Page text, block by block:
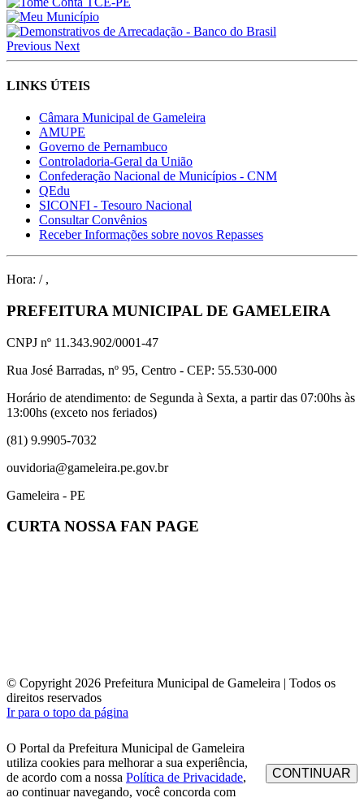
Previous Next
LINKS ÚTEIS
Câmara Municipal de Gameleira
AMUPE
Governo de Pernambuco
Controladoria-Geral da União
Confederação Nacional de Municípios - CNM
QEdu
SICONFI - Tesouro Nacional
Consultar Convênios
Receber Informações sobre novos Repasses
Hora: / ,
PREFEITURA MUNICIPAL DE GAMELEIRA
CNPJ nº 11.343.902/0001-47
Rua José Barradas, nº 95, Centro - CEP: 55.530-000
Horário de atendimento: de Segunda à Sexta, a partir das 07:00hs às
13:00hs (exceto nos feriados)
(81) 9.9905-7032
ouvidoria@gameleira.pe.gov.br
Gameleira - PE
CURTA NOSSA FAN PAGE
© Copyright 2026 Prefeitura Municipal de Gameleira | Todos os
direitos reservados
Ir para o topo da página
O Portal da Prefeitura Municipal de Gameleira
utiliza cookies para melhorar a sua experiência,
de acordo com a nossa Política de Privacidade,
ao continuar navegando, você concorda com
CONTINUAR